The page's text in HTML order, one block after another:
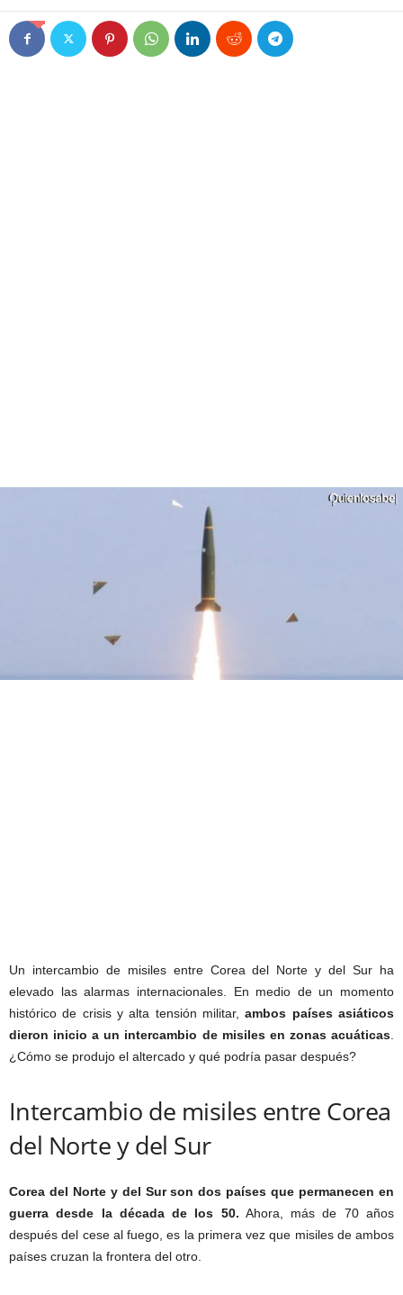
Un intercambio de misiles entre Corea del Norte y del Sur ha
elevado las alarmas internacionales. En medio de un momento
histórico de crisis y alta tensión militar,ambos países asiáticos
dieron inicio a un intercambio de misiles en zonas acuáticas
¿Cómo se produjo el altercado y qué podría pasar después?
Intercambio de misiles entre Corea
del Norte y del Sur
Corea del Norte y del Sur son dos países que permanecen en
guerra desde la década de los 50. Ahora, más de 70 años
después del cese al fuego, es la primera vez que misiles de ambos
países cruzan la frontera del otro.